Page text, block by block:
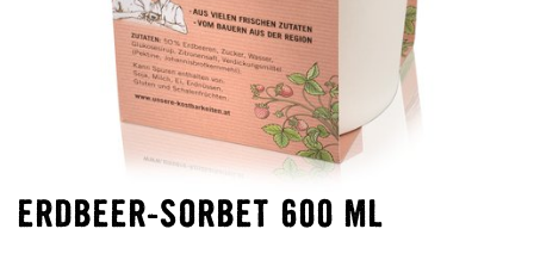
ERDBEER-SORBET 600 ML